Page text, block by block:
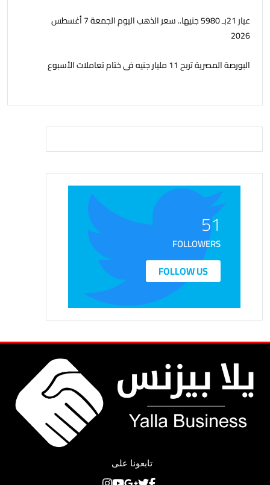
عيار 21بـ 5980 جنيها.. سعر الذهب اليوم الجمعة 7 أغسطس
2026
البورصة المصرية تربح 11 مليار جنيه فى ختام تعاملات الأسبوع
51
FOLLOWERS
FOLLOW US
تابعونا على